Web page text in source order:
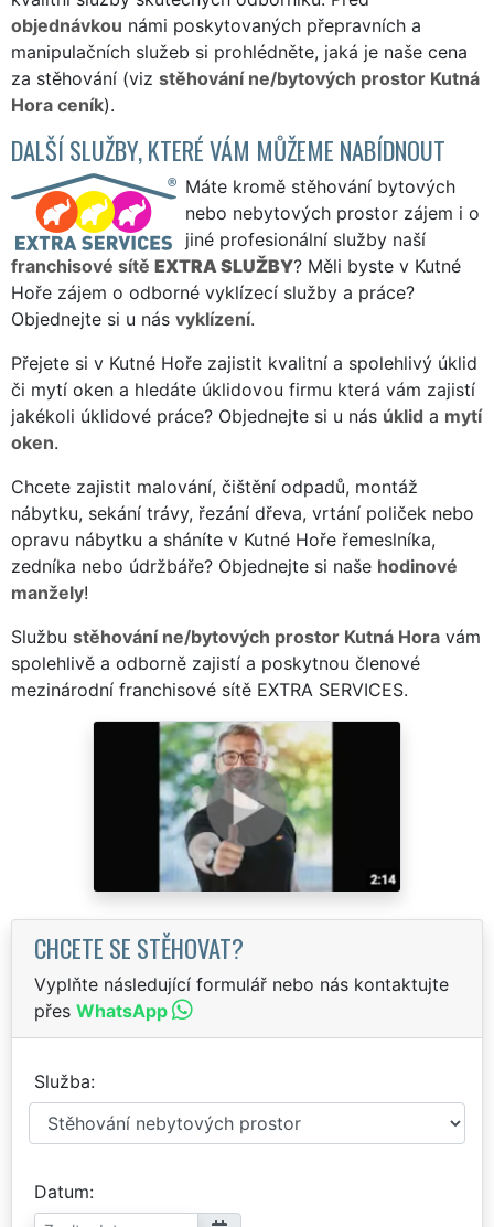
objednávkou námi poskytovaných přepravních a
manipulačních služeb si prohlédněte, jaká je naše cena
za stěhování (viz stěhování ne/bytových prostor Kutná
Hora ceník).
DALŠÍ SLUŽBY, KTERÉ VÁM MŮŽEME NABÍDNOUT
Máte kromě stěhování bytových
nebo nebytových prostor zájem i o
jiné profesionální služby naší
franchisové sítě EXTRA SLUŽBY? Měli byste v Kutné
Hoře zájem o odborné vyklízecí služby a práce?
Objednejte si u nás vyklízení.
Přejete si v Kutné Hoře zajistit kvalitní a spolehlivý úklid
či mytí oken a hledáte úklidovou firmu která vám zajistí
jakékoli úklidové práce? Objednejte si u nás úklid a mytí
oken.
Chcete zajistit malování, čištění odpadů, montáž
nábytku, sekání trávy, řezání dřeva, vrtání poliček nebo
opravu nábytku a sháníte v Kutné Hoře řemeslníka,
zedníka nebo údržbáře? Objednejte si naše hodinové
manžely!
Službu stěhování ne/bytových prostor Kutná Hora vám
spolehlivě a odborně zajistí a poskytnou členové
mezinárodní franchisové sítě EXTRA SERVICES.
CHCETE SE STĚHOVAT?
Vyplňte následující formulář nebo nás kontaktujte
přes WhatsApp
Služba
Datum